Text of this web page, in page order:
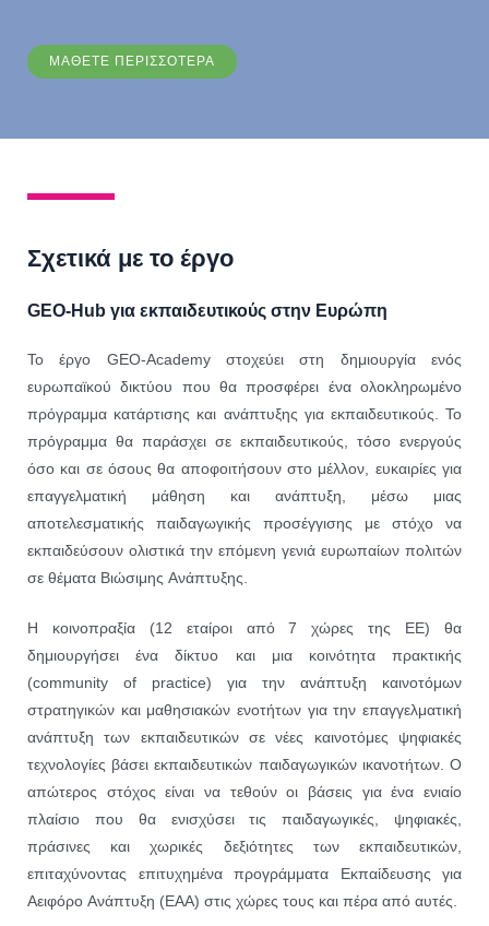
ΜΑΘΕΤΕ ΠΕΡΙΣΣΟΤΕΡΑ
Σχετικά με το έργο
GEO-Hub για εκπαιδευτικούς στην Ευρώπη
Το έργο GEO-Academy στοχεύει στη δημιουργία ενός
ευρωπαϊκού δικτύου που θα προσφέρει ένα ολοκληρωμένο
πρόγραμμα κατάρτισης και ανάπτυξης για εκπαιδευτικούς. Το
πρόγραμμα θα παράσχει σε εκπαιδευτικούς, τόσο ενεργούς
όσο και σε όσους θα αποφοιτήσουν στο μέλλον, ευκαιρίες για
επαγγελματική μάθηση και ανάπτυξη, μέσω μιας
αποτελεσματικής παιδαγωγικής προσέγγισης με στόχο να
εκπαιδεύσουν ολιστικά την επόμενη γενιά ευρωπαίων πολιτών
σε θέματα Βιώσιμης Ανάπτυξης.
Η κοινοπραξία (12 εταίροι από 7 χώρες της ΕΕ) θα
δημιουργήσει ένα δίκτυο και μια κοινότητα πρακτικής
(community of practice) για την ανάπτυξη καινοτόμων
στρατηγικών και μαθησιακών ενοτήτων για την επαγγελματική
ανάπτυξη των εκπαιδευτικών σε νέες καινοτόμες ψηφιακές
τεχνολογίες βάσει εκπαιδευτικών παιδαγωγικών ικανοτήτων. Ο
απώτερος στόχος είναι να τεθούν οι βάσεις για ένα ενιαίο
πλαίσιο που θα ενισχύσει τις παιδαγωγικές, ψηφιακές,
πράσινες και χωρικές δεξιότητες των εκπαιδευτικών,
επιταχύνοντας επιτυχημένα προγράμματα Εκπαίδευσης για
Αειφόρο Ανάπτυξη (ΕΑΑ) στις χώρες τους και πέρα από αυτές.